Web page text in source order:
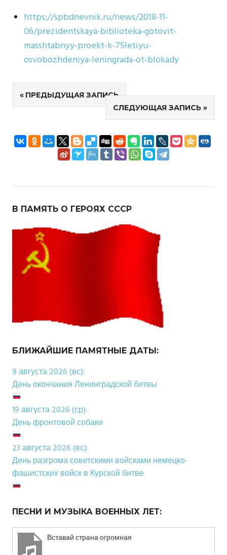
https://spbdnevnik.ru/news/2018-11-
06/prezidentskaya-biblioteka-gotovit-
masshtabnyy-proekt-k-75letiyu-
osvobozhdeniya-leningrada-ot-blokady
Навигация
записям
ПРЕДЫДУЩАЯ ЗАПИСЬ
СЛЕДУЮЩАЯ ЗАПИСЬ
В ПАМЯТЬ О ГЕРОЯХ СССР
БЛИЖАЙШИЕ ПАМЯТНЫЕ ДАТЫ:
9 августа 2026 (вс):
День окончания Ленинградской битвы
19 августа 2026 (ср):
День фронтовой собаки
23 августа 2026 (вс):
День разгрома советскими войсками немецко-
фашистских войск в Курской битве
ПЕСНИ И МУЗЫКА ВОЕННЫХ ЛЕТ:
Вставай страна огромная